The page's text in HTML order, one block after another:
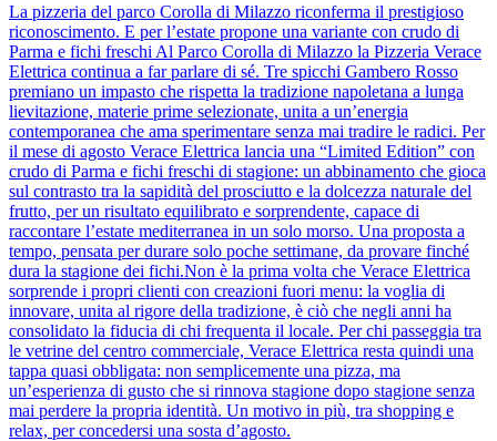
La pizzeria del parco Corolla di Milazzo riconferma il prestigioso
riconoscimento. E per l’estate propone una variante con crudo di
Parma e fichi freschi Al Parco Corolla di Milazzo la Pizzeria Verace
Elettrica continua a far parlare di sé. Tre spicchi Gambero Rosso
premiano un impasto che rispetta la tradizione napoletana a lunga
lievitazione, materie prime selezionate, unita a un’energia
contemporanea che ama sperimentare senza mai tradire le radici. Per
il mese di agosto Verace Elettrica lancia una “Limited Edition” con
crudo di Parma e fichi freschi di stagione: un abbinamento che gioca
sul contrasto tra la sapidità del prosciutto e la dolcezza naturale del
frutto, per un risultato equilibrato e sorprendente, capace di
raccontare l’estate mediterranea in un solo morso. Una proposta a
tempo, pensata per durare solo poche settimane, da provare finché
dura la stagione dei fichi.Non è la prima volta che Verace Elettrica
sorprende i propri clienti con creazioni fuori menu: la voglia di
innovare, unita al rigore della tradizione, è ciò che negli anni ha
consolidato la fiducia di chi frequenta il locale. Per chi passeggia tra
le vetrine del centro commerciale, Verace Elettrica resta quindi una
tappa quasi obbligata: non semplicemente una pizza, ma
un’esperienza di gusto che si rinnova stagione dopo stagione senza
mai perdere la propria identità. Un motivo in più, tra shopping e
relax, per concedersi una sosta d’agosto.